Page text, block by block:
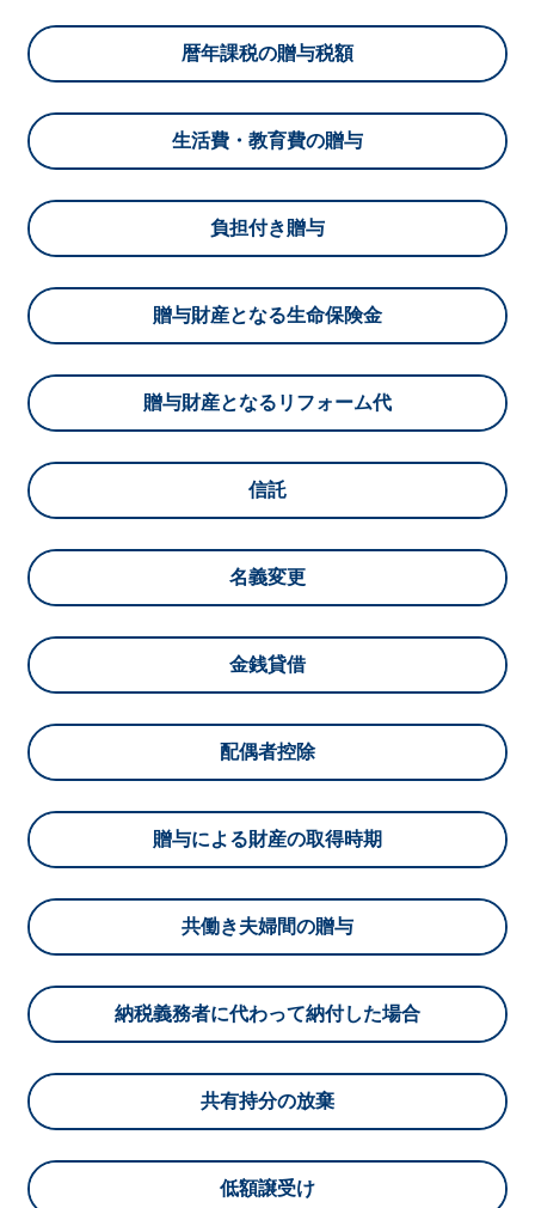
暦年課税の贈与税額
生活費・教育費の贈与
負担付き贈与
贈与財産となる生命保険金
贈与財産となるリフォーム代
信託
名義変更
金銭貸借
配偶者控除
贈与による財産の取得時期
共働き夫婦間の贈与
納税義務者に代わって納付した場合
共有持分の放棄
低額譲受け